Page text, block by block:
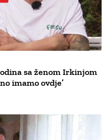
sa ženom Irkinjom
imamo ovdje’